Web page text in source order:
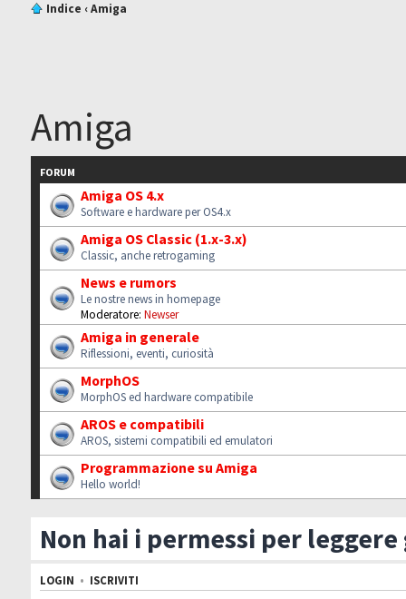
Indice ‹Amiga
Amiga
FORUM
Amiga OS 4.x
Software e hardware per OS4.x
Amiga OS Classic (1.x-3.x)
Classic, anche retrogaming
News e rumors
Le nostre news in homepage
Moderatore: Newser
Amiga in generale
Riflessioni, eventi, curiosità
MorphOS
MorphOS ed hardware compatibile
AROS e compatibili
AROS, sistemi compatibili ed emulatori
Programmazione su Amiga
Hello world!
Non hai i permessi per
LOGIN • ISCRIVITI